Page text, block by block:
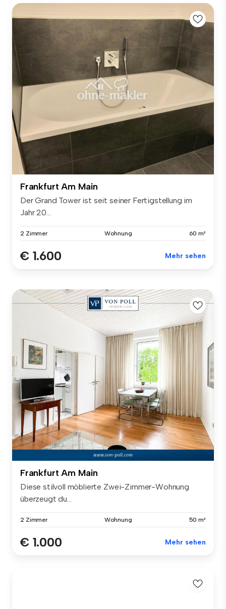
Frankfurt Am Main
Der Grand Tower ist seit seiner Fertigstellung im
Jahr 20...
2 Zimmer Wohnung 60 m²
€ 1.600 Mehr sehen
Frankfurt Am Main
Diese stilvoll möblierte Zwei-Zimmer-Wohnung
überzeugt du...
2 Zimmer Wohnung 50 m²
€ 1.000 Mehr sehen